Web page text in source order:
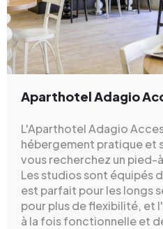
Aparthotel Adagio
L'Aparthotel Adagio
hébergement pratique et
vous recherchez un pied-
Les studios sont équipés
est parfait pour les longs
pour plus de flexibilité, et
à la fois fonctionnelle et